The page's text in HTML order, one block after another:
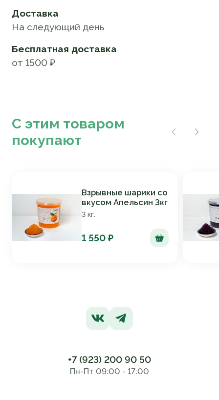
Доставка
На следующий день
Бесплатная доставка
от 1500 ₽
С этим товаром
покупают
Взрывные шарики со
вкусом Апельсин 3кг
3 кг.
1 550 ₽
+7 (923) 200 90 50
Пн-Пт 09:00 - 17:00